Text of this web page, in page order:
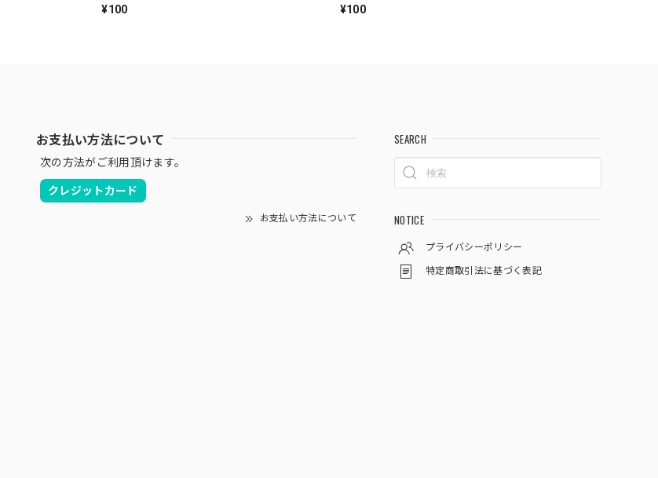
¥100
¥100
お支払い方法について
次の方法がご利用頂けます。
クレジットカード
お支払い方法について
SEARCH
NOTICE
プライバシーポリシー
特定商取引法に基づく表記